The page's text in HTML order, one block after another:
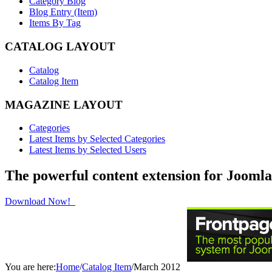
Blog Entry (Item)
Items By Tag
CATALOG LAYOUT
Catalog
Catalog Item
MAGAZINE LAYOUT
Categories
Latest Items by Selected Categories
Latest Items by Selected Users
The powerful content extension for
Download Now!
You are here:Home/Catalog Item/March 2012